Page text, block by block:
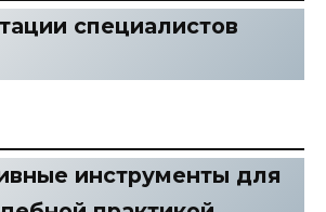
специалистов
инструменты для